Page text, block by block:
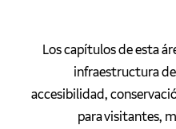
Los capítulos de esta
infraestructura
accesibilidad,
para visitantes,